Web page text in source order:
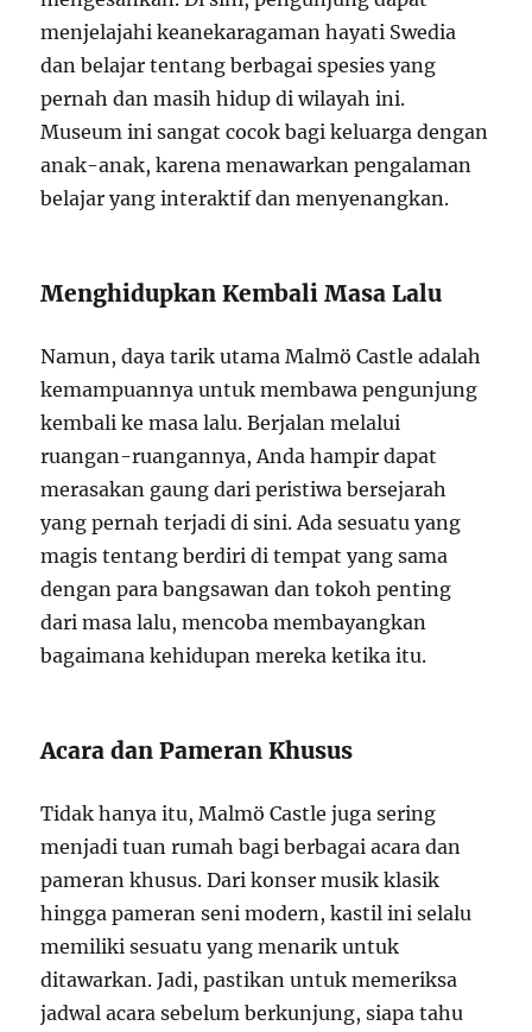
menjelajahi keanekaragaman hayati Swedia
dan belajar tentang berbagai spesies yang
pernah dan masih hidup di wilayah ini.
Museum ini sangat cocok bagi keluarga dengan
anak-anak, karena menawarkan pengalaman
belajar yang interaktif dan menyenangkan.
Menghidupkan Kembali Masa Lalu
Namun, daya tarik utama Malmö Castle adalah
kemampuannya untuk membawa pengunjung
kembali ke masa lalu. Berjalan melalui
ruangan-ruangannya, Anda hampir dapat
merasakan gaung dari peristiwa bersejarah
yang pernah terjadi di sini. Ada sesuatu yang
magis tentang berdiri di tempat yang sama
dengan para bangsawan dan tokoh penting
dari masa lalu, mencoba membayangkan
bagaimana kehidupan mereka ketika itu.
Acara dan Pameran Khusus
Tidak hanya itu, Malmö Castle juga sering
menjadi tuan rumah bagi berbagai acara dan
pameran khusus. Dari konser musik klasik
hingga pameran seni modern, kastil ini selalu
memiliki sesuatu yang menarik untuk
ditawarkan. Jadi, pastikan untuk memeriksa
jadwal acara sebelum berkunjung, siapa tahu